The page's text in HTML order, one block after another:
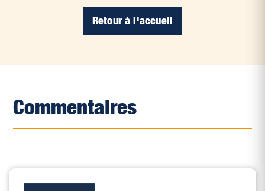
Retour à l'accueil
Commentaires